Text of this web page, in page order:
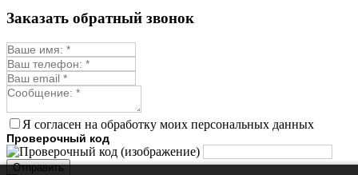
Заказать обратный звонок
Я согласен на обработку моих персональных данных
Проверочный код
Отправить